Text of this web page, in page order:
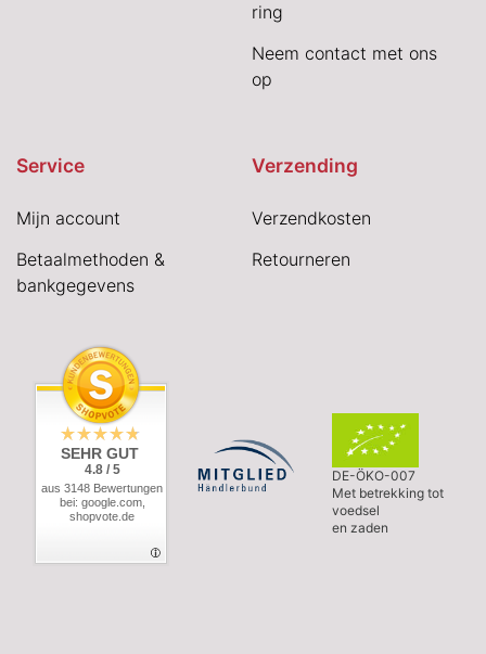
ring
Neem contact met ons
op
Service
Mijn account
Betaalmethoden &
bankgegevens
Verzending
Verzendkosten
Retourneren
SEHR GUT
4.8 / 5
aus 3148 Bewertungen
bei: google.com,
shopvote.de
DE-ÖKO-007
Met betrekking tot
voedsel
en zaden